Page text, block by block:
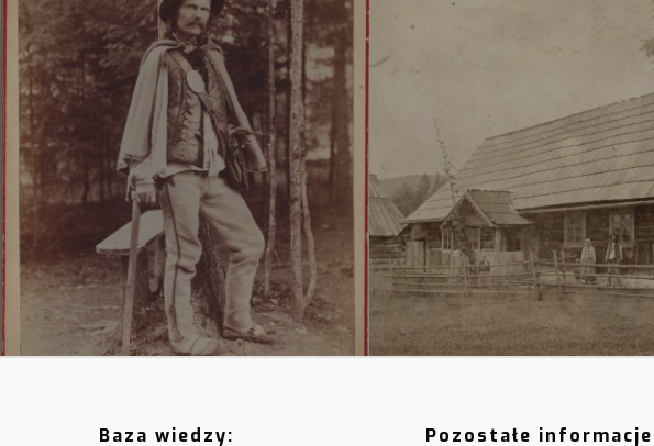
Baza wiedzy: Pozostałe